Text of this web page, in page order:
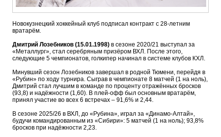
Новокузнецкий хоккейный клуб подписал контракт с 28-летним
вратарём.
Дмитрий Лозебников (15.01.1998) в сезоне 2020/21 выступал за
«Металлург», стал серебряным призёром ВХЛ. После этого,
следующие 5 чемпионатов, голкипер начинал в системе клубов КХЛ.
Минувший сезон Лозебников завершал в родной Тюмени, перейдя в
«Рубин» по ходу турнира. Сыграв в чемпионате 8 матчей (1 на ноль),
Дмитрий стал лучшим в команде по проценту отражённых бросков
(93,8) и надёжности (1,60). В плей-офф был основным вратарём,
принял участие во всех 6 встречах – 91,6% и 2,44.
В сезоне 2025/26 в ВХЛ, до «Рубина», играл за «Динамо-Алтай»,
будучи командированным из «Сибири»: 5 матчей (1 на ноль); 93,8%
бросков при надёжности 2,23.